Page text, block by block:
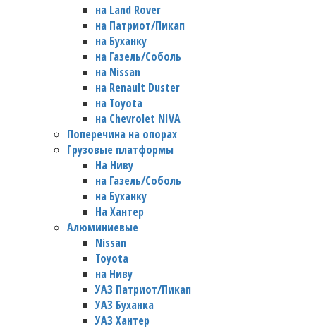
на Land Rover
на Патриот/Пикап
на Буханку
на Газель/Соболь
на Nissan
на Renault Duster
на Toyota
на Chevrolet NIVA
Поперечина на опорах
Грузовые платформы
На Ниву
на Газель/Соболь
на Буханку
На Хантер
Алюминиевые
Nissan
Toyota
на Ниву
УАЗ Патриот/Пикап
УАЗ Буханка
УАЗ Хантер